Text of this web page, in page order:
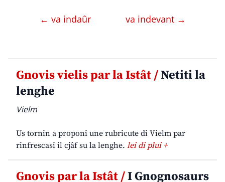
← va indaûr va indevant →
Gnovis vielis par la Istât /Netiti la
lenghe
Vielm
Us tornin a proponi une rubricute di Vielm par
rinfrescasi il cjâf su la lenghe. lei di plui +
Gnovis par la Istât /I Gnognosaurs